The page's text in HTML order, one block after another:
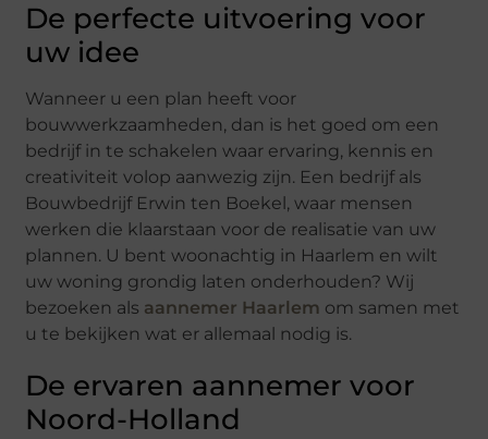
De perfecte uitvoering voor
uw idee
Wanneer u een plan heeft voor
bouwwerkzaamheden, dan is het goed om een
bedrijf in te schakelen waar ervaring, kennis en
creativiteit volop aanwezig zijn. Een bedrijf als
Bouwbedrijf Erwin ten Boekel, waar mensen
werken die klaarstaan voor de realisatie van uw
plannen. U bent woonachtig in Haarlem en wilt
uw woning grondig laten onderhouden? Wij
bezoeken als aannemer Haarlem om samen met
u te bekijken wat er allemaal nodig is.
De ervaren aannemer voor
Noord-Holland